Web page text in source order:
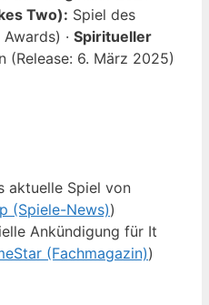
Two): Spiel des
· Spiritueller
(Release: 6. März 2025)
aktuelle Spiel von
(Spiele-News))
Ankündigung für It
(Fachmagazin))